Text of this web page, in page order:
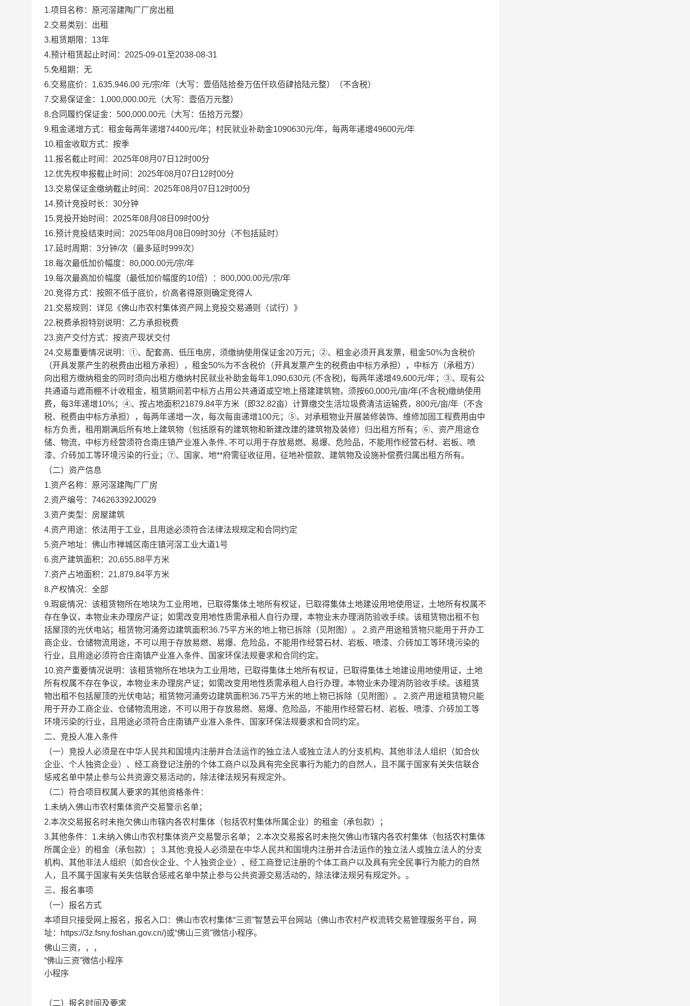
1.项目名称：原河滘建陶厂厂房出租
2.交易类别：出租
3.租赁期限：13年
4.预计租赁起止时间：2025-09-01至2038-08-31
5.免租期：无
6.交易底价：1,635,946.00 元/宗/年（大写：壹佰陆拾叁万伍仟玖佰肆拾陆元整）（不含税）
7.交易保证金：1,000,000.00元（大写：壹佰万元整）
8.合同履约保证金：500,000.00元（大写：伍拾万元整）
9.租金递增方式：租金每两年递增74400元/年；村民就业补助金1090630元/年，每两年递增49600元/年
10.租金收取方式：按季
11.报名截止时间：2025年08月07日12时00分
12.优先权申报截止时间：2025年08月07日12时00分
13.交易保证金缴纳截止时间：2025年08月07日12时00分
14.预计竞投时长：30分钟
15.竞投开始时间：2025年08月08日09时00分
16.预计竞投结束时间：2025年08月08日09时30分（不包括延时）
17.延时周期：3分钟/次（最多延时999次）
18.每次最低加价幅度：80,000.00元/宗/年
19.每次最高加价幅度（最低加价幅度的10倍）：800,000.00元/宗/年
20.竞得方式：按照不低于底价，价高者得原则确定竞得人
21.交易规则：详见《佛山市农村集体资产网上竞投交易通则（试行）》
22.税费承担特别说明：乙方承担税费
23.资产交付方式：按资产现状交付
24.交易重要情况说明：①、配套高、低压电房，须缴纳使用保证金20万元；②、租金必须开具发票，租金50%为含税价
（开具发票产生的税费由出租方承担），租金50%为不含税价（开具发票产生的税费由中标方承担），中标方（承租方）
向出租方缴纳租金的同时须向出租方缴纳村民就业补助金每年1,090,630元 (不含税)，每两年递增49,600元/年；③、现有公
共通道与遮雨棚不计收租金，租赁期间若中标方占用公共通道或空地上搭建建筑物，须按60,000元/亩/年(不含税)缴纳使用
费，每3年递增10%；④、按占地面积21879.84平方米（即32.82亩）计算缴交生活垃圾费清洁运输费，800元/亩/年（不含
税、税费由中标方承担），每两年递增一次，每次每亩递增100元；⑤、对承租物业开展装修装饰、维修加固工程费用由中
标方负责，租用期满后所有地上建筑物（包括原有的建筑物和新建改建的建筑物及装修）归出租方所有；⑥、资产用途仓
储、物流，中标方经营须符合南庄镇产业准入条件, 不可以用于存放易燃、易爆、危险品，不能用作经营石材、岩板、喷
漆、介砖加工等环境污染的行业；⑦、国家、地**府需征收征用，征地补偿款、建筑物及设施补偿费归属出租方所有。
（二）资产信息
1.资产名称：原河滘建陶厂厂房
2.资产编号：746263392J0029
3.资产类型：房屋建筑
4.资产用途：依法用于工业，且用途必须符合法律法规规定和合同约定
5.资产地址：佛山市禅城区南庄镇河滘工业大道1号
6.资产建筑面积：20,655.88平方米
7.资产占地面积：21,879.84平方米
8.产权情况：全部
9.瑕疵情况：该租赁物所在地块为工业用地，已取得集体土地所有权证，已取得集体土地建设用地使用证，土地所有权属不
存在争议，本物业未办理房产证；如需改变用地性质需承租人自行办理，本物业未办理消防验收手续。该租赁物出租不包
括屋顶的光伏电站；租赁物河涌旁边建筑面积36.75平方米的地上物已拆除（见附图）。 2.资产用途租赁物只能用于开办工
商企业、仓储物流用途，不可以用于存放易燃、易爆、危险品，不能用作经营石材、岩板、喷漆、介砖加工等环境污染的
行业，且用途必须符合庄南镇产业准入条件、国家环保法规要求和合同约定。
10.资产重要情况说明：该租赁物所在地块为工业用地，已取得集体土地所有权证，已取得集体土地建设用地使用证，土地
所有权属不存在争议，本物业未办理房产证；如需改变用地性质需承租人自行办理，本物业未办理消防验收手续。该租赁
物出租不包括屋顶的光伏电站；租赁物河涌旁边建筑面积36.75平方米的地上物已拆除（见附图）。 2.资产用途租赁物只能
用于开办工商企业、仓储物流用途，不可以用于存放易燃、易爆、危险品，不能用作经营石材、岩板、喷漆、介砖加工等
环境污染的行业，且用途必须符合庄南镇产业准入条件、国家环保法规要求和合同约定。
二、竞投人准入条件
（一）竞投人必须是在中华人民共和国境内注册并合法运作的独立法人或独立法人的分支机构、其他非法人组织（如合伙
企业、个人独资企业）、经工商登记注册的个体工商户以及具有完全民事行为能力的自然人，且不属于国家有关失信联合
惩戒名单中禁止参与公共资源交易活动的，除法律法规另有规定外。
（二）符合项目权属人要求的其他资格条件：
1.未纳入佛山市农村集体资产交易警示名单；
2.本次交易报名时未拖欠佛山市辖内各农村集体（包括农村集体所属企业）的租金（承包款）；
3.其他条件：1.未纳入佛山市农村集体资产交易警示名单； 2.本次交易报名时未拖欠佛山市辖内各农村集体（包括农村集体
所属企业）的租金（承包款）； 3.其他:竞投人必须是在中华人民共和国境内注册并合法运作的独立法人或独立法人的分支
机构、其他非法人组织（如合伙企业、个人独资企业）、经工商登记注册的个体工商户以及具有完全民事行为能力的自然
人，且不属于国家有关失信联合惩戒名单中禁止参与公共资源交易活动的，除法律法规另有规定外。。
三、报名事项
（一）报名方式
本项目只接受网上报名，报名入口：佛山市农村集体“三资”智慧云平台网站（佛山市农村产权流转交易管理服务平台，网
址：https://3z.fsny.foshan.gov.cn/)或“佛山三资”微信小程序。
佛山三资，，，
“佛山三资”微信小程序
小程序
（二）报名时间及要求